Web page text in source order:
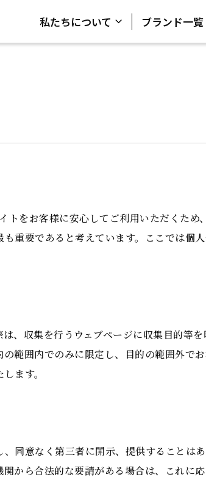
私たちについて ブランド一覧
をお客様に安心してご利用いただくため
重要であると考えています。ここでは個
、収集を行うウェブページに収集目的等
範囲内でのみに限定し、目的の範囲外で
ます。
同意なく第三者に開示、提供することは
から合法的な要請がある場合は、これに